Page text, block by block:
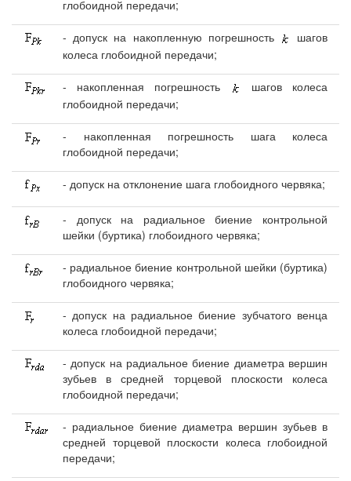
глобоидной передачи;
- допуск на накопленную погрешность
шагов
колеса глобоидной передачи;
- накопленная погрешность
шагов колеса
глобоидной передачи;
- накопленная погрешность шага колеса
глобоидной передачи;
- допуск на отклонение шага глобоидного червяка;
- допуск на радиальное биение контрольной
шейки (буртика) глобоидного червяка;
- радиальное биение контрольной шейки (буртика)
глобоидного червяка;
- допуск на радиальное биение зубчатого венца
колеса глобоидной передачи;
- допуск на радиальное биение диаметра вершин
зубьев в средней торцевой плоскости колеса
глобоидной передачи;
- радиальное биение диаметра вершин зубьев в
средней торцевой плоскости колеса глобоидной
передачи;